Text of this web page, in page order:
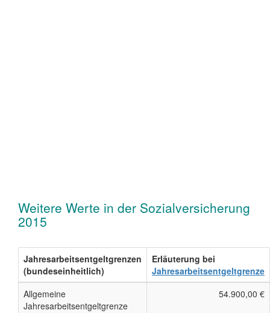
Weitere Werte in der Sozialversicherung
2015
Jahresarbeitsentgeltgrenzen
(bundeseinheitlich)
Erläuterung bei
Jahresarbeitsentgeltgrenze
Allgemeine
Jahresarbeitsentgeltgrenze
54.900,00 €